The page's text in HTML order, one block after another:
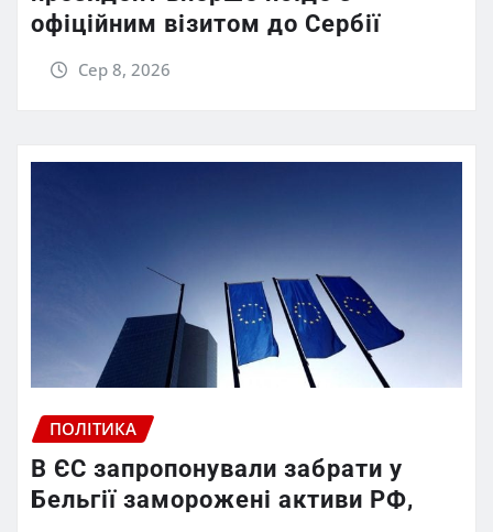
офіційним візитом до Сербії
Сер 8, 2026
ПОЛІТИКА
В ЄС запропонували забрати у
Бельгії заморожені активи РФ,